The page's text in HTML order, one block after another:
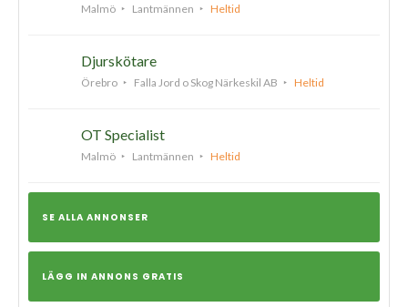
Malmö Lantmännen Heltid
Djurskötare
Örebro Falla Jord o Skog Närkeskil AB Heltid
OT Specialist
Malmö Lantmännen Heltid
SE ALLA ANNONSER
LÄGG IN ANNONS GRATIS